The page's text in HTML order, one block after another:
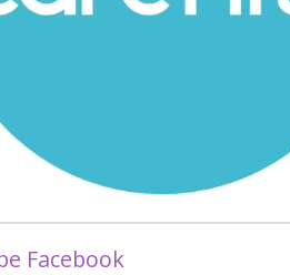
Facebook